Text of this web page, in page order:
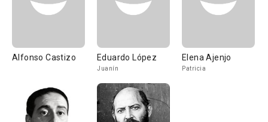
Alfonso Castizo Eduardo López
Juanín
Elena Ajenjo
Patricia